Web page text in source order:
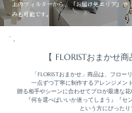
上のフィルターから、「お届け先エリア」や
みも可能です。
【 FLORISTおまかせ
「FLORISTおまかせ」商品は、フロー
一点ずつ丁寧に制作するアレンジメン
贈る相手やシーンに合わせてプロが最適な花
『何を選べばいいか迷ってしまう』『セ
という方にぴったり